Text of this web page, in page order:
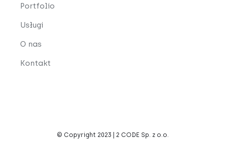
Portfolio
Usługi
O nas
Kontakt
© Copyright 2023 | 2 CODE Sp. z o.o.